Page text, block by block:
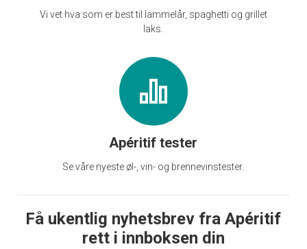
Vi vet hva som er best til lammelår, spaghetti og grillet
laks.
Apéritif tester
Se våre nyeste øl-, vin- og brennevinstester.
Få ukentlig nyhetsbrev fra Apéritif
rett i innboksen din